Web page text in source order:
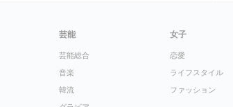
芸能
芸能総合
音楽
韓流
女子
恋愛
ライフスタイル
ファッション